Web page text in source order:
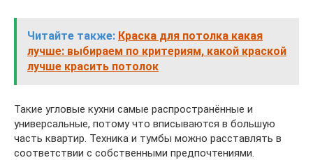
Читайте также: Краска для потолка какая
лучше: выбираем по критериям, какой краской
лучше красить потолок
Такие угловые кухни самые распространённые и
универсальные, потому что вписываются в большую
часть квартир. Техника и тумбы можно расставлять в
соответствии с собственными предпочтениями.